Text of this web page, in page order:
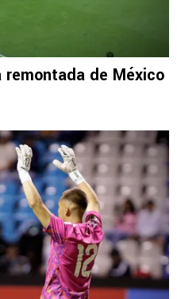
remontada de México